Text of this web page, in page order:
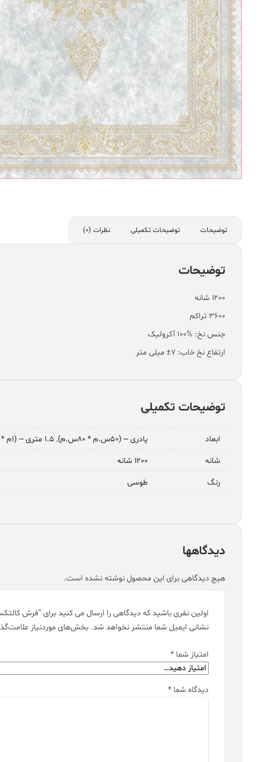
توضیحات توضیحات تکمیلی نظرات (0)
توضیحات
۱۲۰۰ شانه
۳۶۰۰ تراکم
جنس نخ: %100 آکرولیک
ارتفاع نخ خاب: ۷± میلی متر
توضیحات تکمیلی
ابعاد پادری – (۵۰س.م * ۸۰س.م) , ۱.۵ متری – (۱م * ۱.۵م)
شانه
۱۲۰۰ شانه
رنگ
طوسی
دیدگاهها
هیچ دیدگاهی برای این محصول نوشته نشده است.
اولین نفری باشید که دیدگاهی را ارسال می کنید برای “فرش کالتکس ۱۲۰۰ شانه طرح اریس
نشانی ایمیل شما منتشر نخواهد شد. بخش‌های موردنیاز
امتیاز شما *
دیدگاه شما *